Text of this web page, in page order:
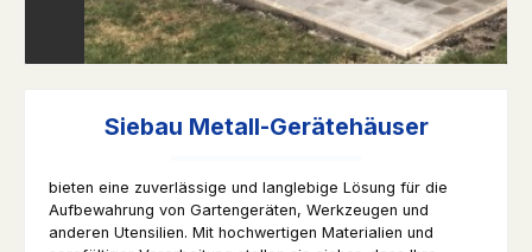
Siebau Metall-Gerätehäuser
bieten eine zuverlässige und langlebige Lösung für die
Aufbewahrung von Gartengeräten, Werkzeugen und
anderen Utensilien. Mit hochwertigen Materialien und